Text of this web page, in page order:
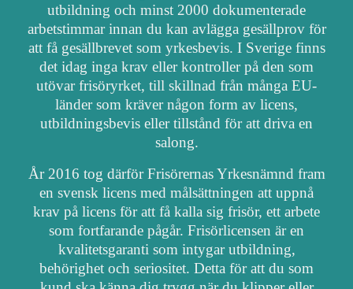
utbildning och minst 2000 dokumenterade
arbetstimmar innan du kan avlägga gesällprov för
att få gesällbrevet som yrkesbevis. I Sverige finns
det idag inga krav eller kontroller på den som
utövar frisöryrket, till skillnad från många EU-
länder som kräver någon form av licens,
utbildningsbevis eller tillstånd för att driva en
salong.
År 2016 tog därför Frisörernas Yrkesnämnd fram
en svensk licens med målsättningen att uppnå
krav på licens för att få kalla sig frisör, ett arbete
som fortfarande pågår. Frisörlicensen är en
kvalitetsgaranti som intygar utbildning,
behörighet och seriositet. Detta för att du som